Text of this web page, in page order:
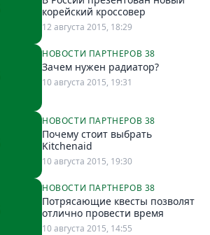
корейский кроссовер
12 августа 2015, 18:29
НОВОСТИ ПАРТНЕРОВ 38
Зачем нужен радиатор?
10 августа 2015, 19:31
НОВОСТИ ПАРТНЕРОВ 38
Почему стоит выбрать
Kitchenaid
10 августа 2015, 19:30
НОВОСТИ ПАРТНЕРОВ 38
Потрясающие квесты позволят
отлично провести время
10 августа 2015, 14:55